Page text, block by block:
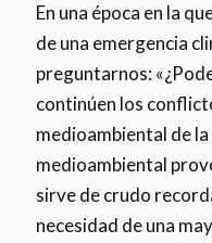
En una época en la
de una emergencia
preguntarnos:
continúen los
medioambiental de
medioambiental
sirve de crudo
necesidad de una